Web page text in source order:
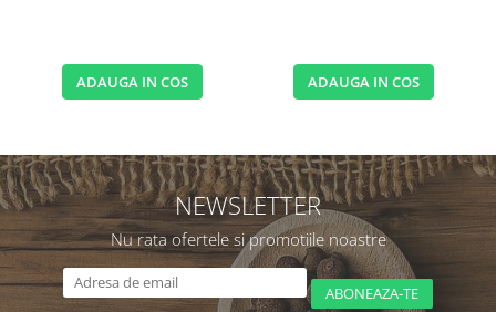
ADAUGA IN COS ADAUGA IN COS
NEWSLETTER
Nu rata ofertele si promotiile noastre